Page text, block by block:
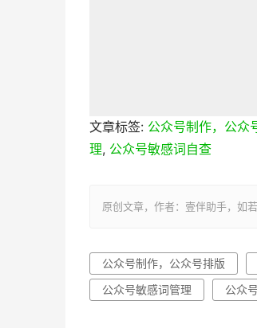
文章标签: 公众号制作，公众
理, 公众号敏感词自查
原创文章，作者：壹伴助手，
公众号制作，公众号排版
公众号敏感词管理
公众